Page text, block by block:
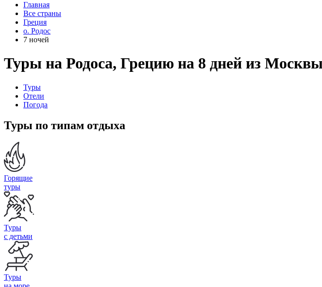
Главная
Все страны
Греция
о. Родос
7 ночей
Туры на Родоса, Грецию на 8 дней из
Туры
Отели
Погода
Туры по типам отдыха
Горящие
туры
Туры
с детьми
Туры